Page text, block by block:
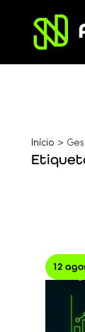
Início >
12